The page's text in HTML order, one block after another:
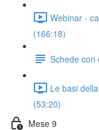
Webinar -
(166:18)
Schede con
Le basi
(53:20)
Mese 9